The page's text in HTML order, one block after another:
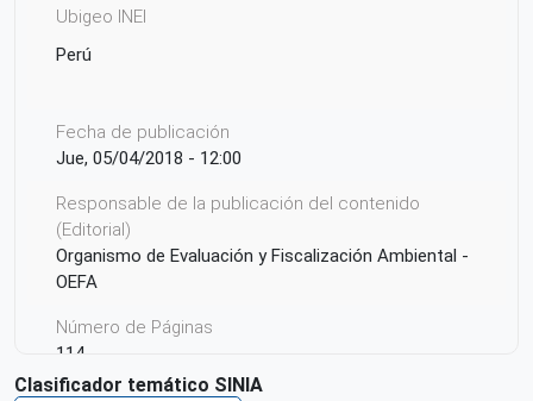
Ubigeo INEI
Perú
Fecha de publicación
Jue, 05/04/2018 - 12:00
Responsable de la publicación del contenido
(Editorial)
Organismo de Evaluación y Fiscalización Ambiental -
OEFA
Número de Páginas
114
Clasificador temático SINIA